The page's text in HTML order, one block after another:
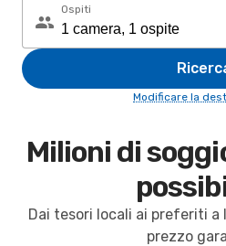
Ospiti
Modificare la
Milioni di
Dai tesori locali ai preferiti a
prezzo